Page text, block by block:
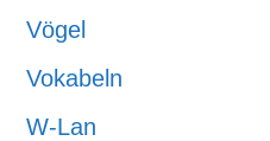
Vögel
Vokabeln
W-Lan